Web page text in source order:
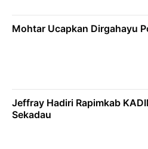
Mohtar Ucapkan Dirgahayu
Jeffray Hadiri Rapimkab
Sekadau